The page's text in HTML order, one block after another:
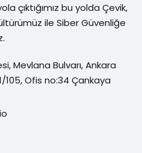
çıktığımız bu yolda Çevik,
ile Siber Güvenliğe
Mevlana Bulvarı, Ankara
105, Ofis no:34 Çankaya